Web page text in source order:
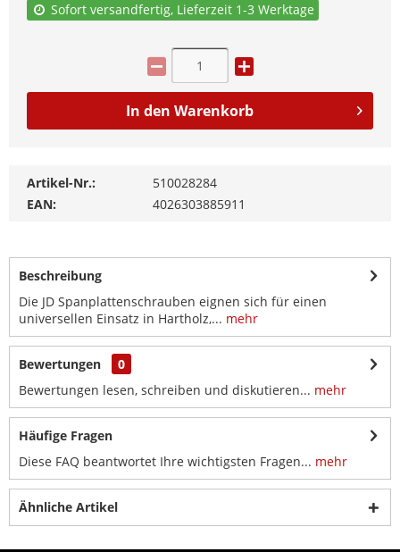
Sofort versandfertig, Lieferzeit 1-3 Werktage
In den Warenkorb
Artikel-Nr.:
510028284
EAN:
4026303885911
Beschreibung
Die JD Spanplattenschrauben eignen sich für einen
universellen Einsatz in Hartholz,... mehr
Bewertungen
0
Bewertungen lesen, schreiben und diskutieren... mehr
Häufige Fragen
Diese FAQ beantwortet Ihre wichtigsten Fragen... mehr
Ähnliche Artikel